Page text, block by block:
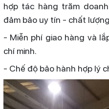
hợp tác hàng trăm
đảm bảo uy tín - chất
- Miễn phí giao hàng và
chí minh.
- Chế độ bảo hành hợp lý